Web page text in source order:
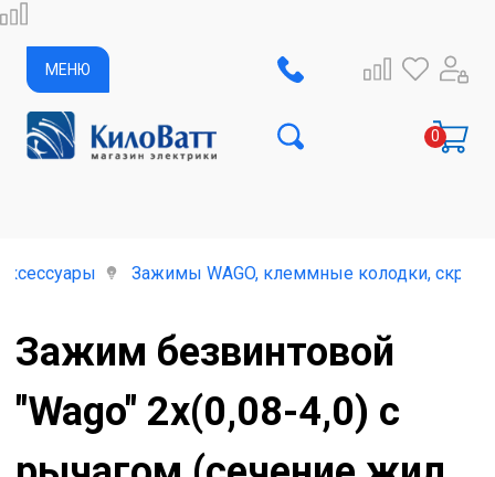
МЕНЮ
Зажимы WAGO, клеммные колодки,
Зажим безвинтовой
"Wago" 2х(0,08-4,0) с